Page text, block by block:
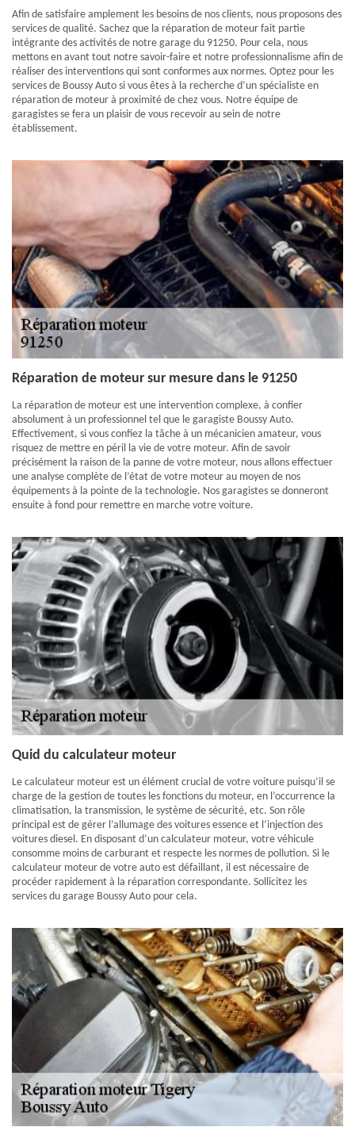
Afin de satisfaire amplement les besoins de nos clients, nous proposons des
services de qualité. Sachez que la réparation de moteur fait partie
intégrante des activités de notre garage du 91250. Pour cela, nous
mettons en avant tout notre savoir-faire et notre professionnalisme afin de
réaliser des interventions qui sont conformes aux normes. Optez pour les
services de Boussy Auto si vous êtes à la recherche d’un spécialiste en
réparation de moteur à proximité de chez vous. Notre équipe de
garagistes se fera un plaisir de vous recevoir au sein de notre
établissement.
Réparation de moteur sur mesure dans le 91250
La réparation de moteur est une intervention complexe, à confier
absolument à un professionnel tel que le garagiste Boussy Auto.
Effectivement, si vous confiez la tâche à un mécanicien amateur, vous
risquez de mettre en péril la vie de votre moteur. Afin de savoir
précisément la raison de la panne de votre moteur, nous allons effectuer
une analyse complète de l’état de votre moteur au moyen de nos
équipements à la pointe de la technologie. Nos garagistes se donneront
ensuite à fond pour remettre en marche votre voiture.
Quid du calculateur moteur
Le calculateur moteur est un élément crucial de votre voiture puisqu’il se
charge de la gestion de toutes les fonctions du moteur, en l’occurrence la
climatisation, la transmission, le système de sécurité, etc. Son rôle
principal est de gérer l’allumage des voitures essence et l’injection des
voitures diesel. En disposant d’un calculateur moteur, votre véhicule
consomme moins de carburant et respecte les normes de pollution. Si le
calculateur moteur de votre auto est défaillant, il est nécessaire de
procéder rapidement à la réparation correspondante. Sollicitez les
services du garage Boussy Auto pour cela.